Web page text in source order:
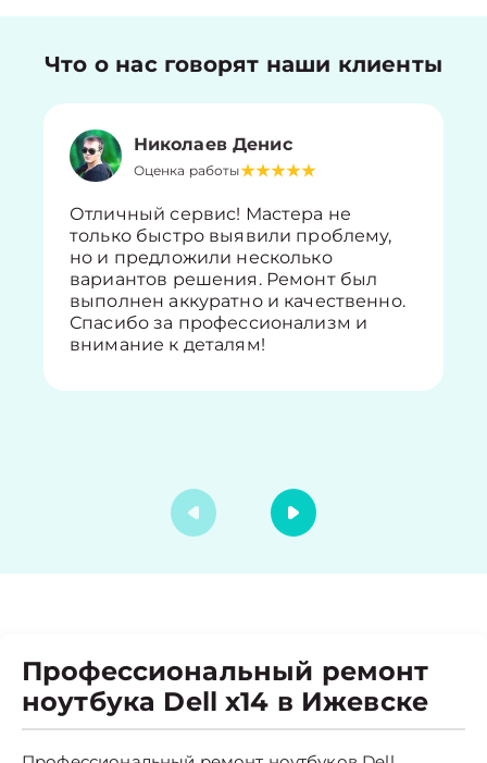
Что о нас говорят наши клиенты
Николаев Денис
Оценка работы
Отличный сервис! Мастера не
только быстро выявили проблему,
но и предложили несколько
вариантов решения. Ремонт был
выполнен аккуратно и качественно.
Спасибо за профессионализм и
внимание к деталям!
Профессиональный ремонт
ноутбука Dell x14 в Ижевске